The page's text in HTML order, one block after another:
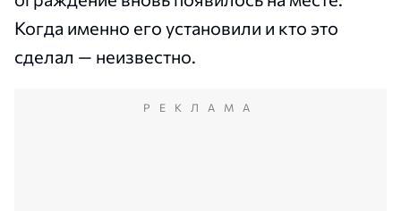
Когда именно его установили и кто это
сделал — неизвестно.
РЕКЛАМА